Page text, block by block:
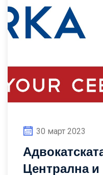
30 март 2023
Централна